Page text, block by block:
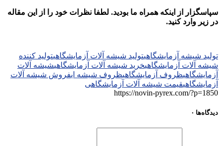
سپاسگزار از اینکه همراه ما بودید. لطفا نظرات خود را از این مقاله
در زیر وارد کنید.
تولید شیشه آزمایشگاهیتولید شیشه آلات آزمایشگاهیتولید کننده
شیشه آلات آزمایشگاهیخرید شیشه آلات آزمایشگاهیشیشه آلات
آزمایشگاهیظروف آزمایشگاهیظروف شیشه ایفروش شیشه آلات
آزمایشگاهیقیمت شیشه آلات آزمایشگاهی
https://novin-pyrex.com/?p=1850
دیدگاه‌ها ۰